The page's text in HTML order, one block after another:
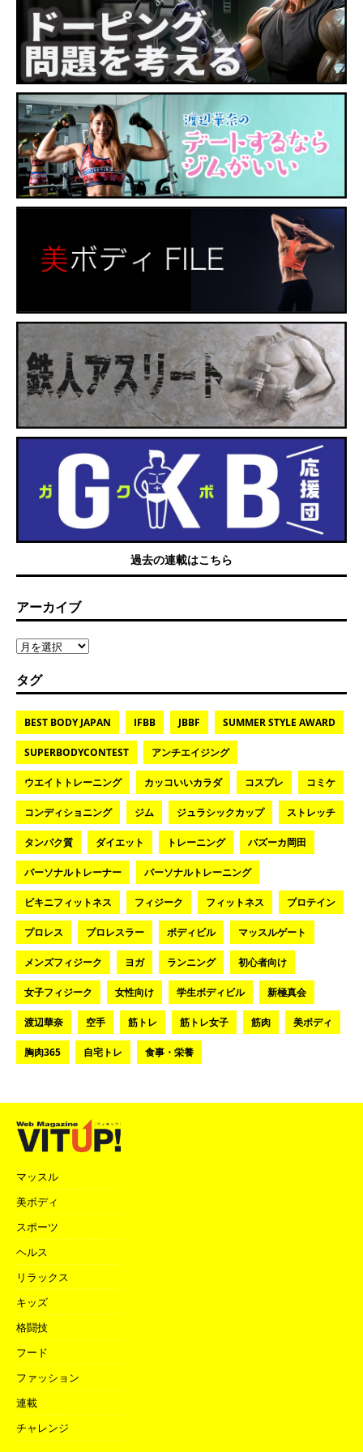
過去の連載はこちら
アーカイブ
タグ
BEST BODY JAPAN IFBB JBBF SUMMER STYLE AWARD
SUPERBODYCONTEST アンチエイジング
ウエイトトレーニング カッコいいカラダ コスプレ コミケ
コンディショニング ジム ジュラシックカップ ストレッチ
タンパク質 ダイエット トレーニング バズーカ岡田
パーソナルトレーナー パーソナルトレーニング
ビキニフィットネス フィジーク フィットネス プロテイン
プロレス プロレスラー ボディビル マッスルゲート
メンズフィジーク ヨガ ランニング 初心者向け
女子フィジーク 女性向け 学生ボディビル 新極真会
渡辺華奈 空手 筋トレ 筋トレ女子 筋肉 美ボディ
胸肉365 自宅トレ 食事・栄養
マッスル
美ボディ
スポーツ
ヘルス
リラックス
キッズ
格闘技
フード
ファッション
連載
チャレンジ